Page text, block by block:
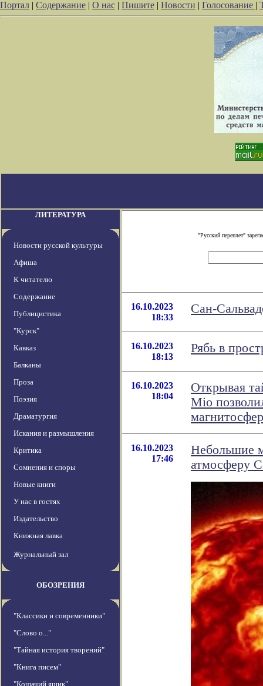
Портал | Содержание | О нас | Пишите | Новости | Голосование |
ЛИТЕРАТУРА
Новости русской культуры
Афиша
К читателю
Содержание
Публицистика
"Курск"
Кавказ
Балканы
Проза
Поэзия
Драматургия
Искания и размышления
Критика
Сомнения и споры
Новые книги
У нас в гостях
Издательство
Книжная лавка
Журнальный зал
ОБОЗРЕНИЯ
"Классики и современники"
"Слово о..."
"Тайная история творений"
"Книга писем"
"Кошачий ящик"
"Русский переплет"
16.10.2023
18:33
Сан-
16.10.2023
18:13
Рябь в
16.10.2023
18:04
Открывая
Mio
16.10.2023
17:46
Небольшие
атмосферу